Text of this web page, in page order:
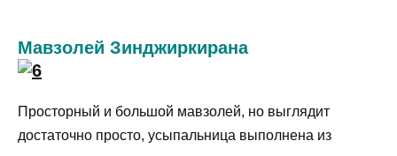
Мавзолей Зинджиркирана
Просторный и большой мавзолей, но выглядит
достаточно просто, усыпальница выполнена из